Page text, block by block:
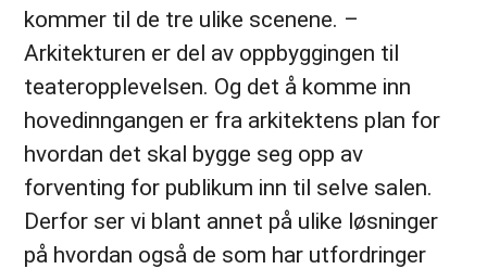
kommer til de tre ulike scenene. –
Arkitekturen er del av oppbyggingen til
teateropplevelsen. Og det å komme inn
hovedinngangen er fra arkitektens plan for
hvordan det skal bygge seg opp av
forventing for publikum inn til selve salen.
Derfor ser vi blant annet på ulike løsninger
på hvordan også de som har utfordringer